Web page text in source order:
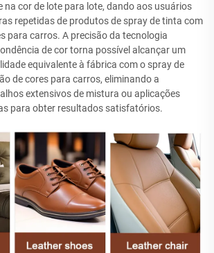
na cor de lote para lote, dando aos usuários
repetidas de produtos de spray de tinta com
para carros. A precisão da tecnologia
de cor torna possível alcançar um
equivalente à fábrica com o spray de
de cores para carros, eliminando a
extensivos de mistura ou aplicações
para obter resultados satisfatórios.